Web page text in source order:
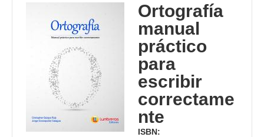
Ortografía
manual
práctico
para
escribir
correctame
nte
ISBN: